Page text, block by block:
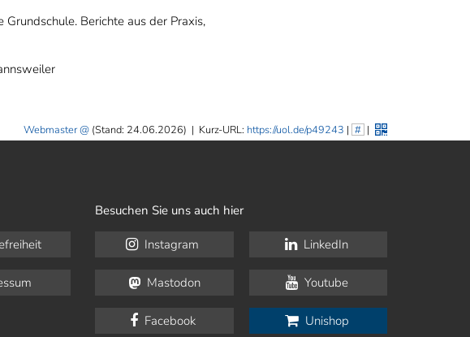
Berichte aus der Praxis,
Webmaster (Stand: 24.06.2026) | Kurz-URL: https://uol.de/p49243 | # |
Besuchen Sie uns auch hier
Instagram LinkedIn
Mastodon Youtube
Facebook Unishop